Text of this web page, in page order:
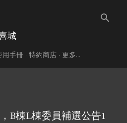
城
用手冊 特約商店 更多…
B棟L棟委員補選公告1